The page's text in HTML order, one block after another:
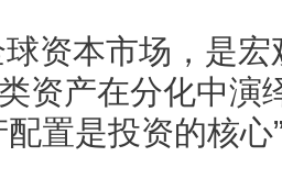
资本市场，是
资产在分化中演
配置是投资的核心